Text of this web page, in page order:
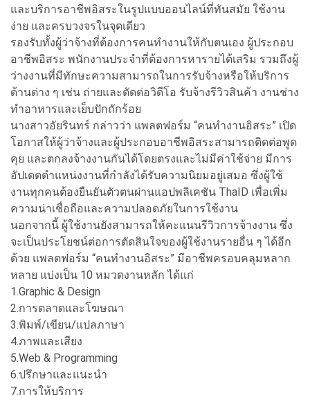
และบริการอาชีพอิสระในรูปแบบออนไลน์ที่ทันสมัย ใช้งาน
ง่าย และครบวงจรในจุดเดียว
รองรับทั้งผู้ว่าจ้างที่ต้องการคนทำงานให้กับตนเอง ผู้ประกอบ
อาชีพอิสระ พนักงานประจำที่ต้องการหารายได้เสริม รวมถึงผู้
ว่างงานที่มีทักษะความสามารถในการรับจ้างหรือให้บริการ
ด้านต่าง ๆ เช่น ถ่ายและตัดต่อวิดีโอ รับจ้างรีวิวสินค้า งานช่าง
ทำอาหารและเย็บปักถักร้อย
นางสาวอัยรินทร์ กล่าวว่า แพลตฟอร์ม “คนทำงานอิสระ” เปิด
โอกาสให้ผู้ว่าจ้างและผู้ประกอบอาชีพอิสระสามารถติดต่อพูด
คุย และตกลงจ้างงานกันได้โดยตรงและไม่มีค่าใช้จ่าย มีการ
อัปเดตตำแหน่งงานที่กำลังได้รับความนิยมอยู่เสมอ ซึ่งผู้ใช้
งานทุกคนต้องยืนยันตัวตนผ่านแอปพลิเคชัน ThaID เพื่อเพิ่ม
ความน่าเชื่อถือและความปลอดภัยในการใช้งาน
นอกจากนี้ ผู้ใช้งานยังสามารถให้คะแนนรีวิวการจ้างงาน ซึ่ง
จะเป็นประโยชน์ต่อการตัดสินใจของผู้ใช้งานรายอื่น ๆ ได้อีก
ด้วย แพลตฟอร์ม “คนทำงานอิสระ” มีอาชีพครอบคลุมหลาก
หลาย แบ่งเป็น 10 หมวดงานหลัก ได้แก่
1.Graphic & Design
2.การตลาดและโฆษณา
3.พิมพ์/เขียน/แปลภาษา
4.ภาพและเสียง
5.Web & Programming
6.ปรึกษาและแนะนำ
7.การให้บริการ